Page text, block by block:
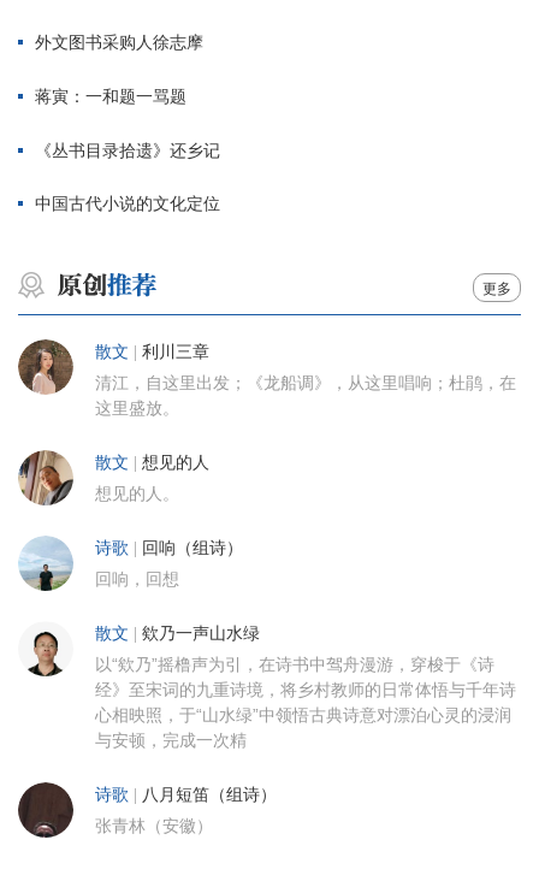
外文图书采购人徐志摩
蒋寅：一和题一骂题
《丛书目录拾遗》还乡记
中国古代小说的文化定位
更多
散文 利川三章
清江，自这里出发；《龙船调》，从这里唱响；杜鹃，在
这里盛放。
散文 想见的人
想见的人。
诗歌 回响（组诗）
回响，回想
散文 欸乃一声山水绿
以“欸乃”摇橹声为引，在诗书中驾舟漫游，穿梭于《诗
经》至宋词的九重诗境，将乡村教师的日常体悟与千年诗
心相映照，于“山水绿”中领悟古典诗意对漂泊心灵的浸润
与安顿，完成一次精
诗歌 八月短笛（组诗）
张青林（安徽）